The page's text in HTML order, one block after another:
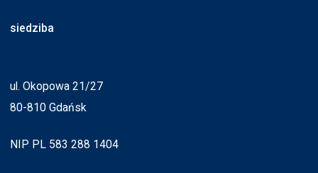
siedziba
ul. Okopowa 21/27
80-810 Gdańsk
NIP PL 583 288 1404